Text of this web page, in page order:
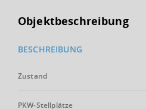
Objektbeschreibung
BESCHREIBUNG
Zustand
PKW-Stellplätze